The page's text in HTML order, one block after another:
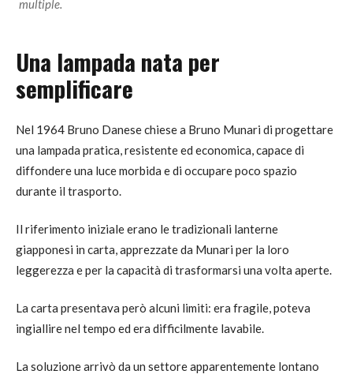
multiple.
Una lampada nata per
semplificare
Nel 1964 Bruno Danese chiese a Bruno Munari di progettare
una lampada pratica, resistente ed economica, capace di
diffondere una luce morbida e di occupare poco spazio
durante il trasporto.
Il riferimento iniziale erano le tradizionali lanterne
giapponesi in carta, apprezzate da Munari per la loro
leggerezza e per la capacità di trasformarsi una volta aperte.
La carta presentava però alcuni limiti: era fragile, poteva
ingiallire nel tempo ed era difficilmente lavabile.
La soluzione arrivò da un settore apparentemente lontano